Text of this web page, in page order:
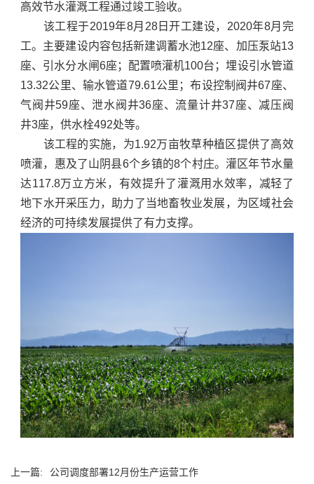
高效节水灌溉工程通过竣工验收。
该工程于2019年8月28日开工建设，2020年8月完
工。主要建设内容包括新建调蓄水池12座、加压泵站13
座、引水分水闸6座；配置喷灌机100台；埋设引水管道
13.32公里、输水管道79.61公里；布设控制阀井67座、
气阀井59座、泄水阀井36座、流量计井37座、减压阀
井3座，供水栓492处等。
该工程的实施，为1.92万亩牧草种植区提供了高效
喷灌，惠及了山阴县6个乡镇的8个村庄。灌区年节水量
达117.8万立方米，有效提升了灌溉用水效率，减轻了
地下水开采压力，助力了当地畜牧业发展，为区域社会
经济的可持续发展提供了有力支撑。
上一篇:
公司调度部署12月份生产运营工作